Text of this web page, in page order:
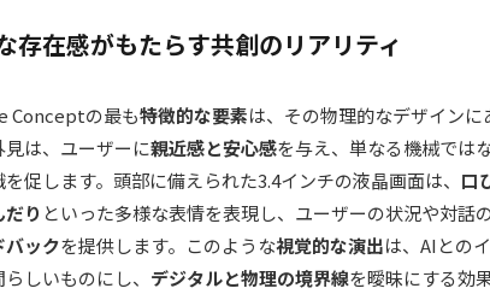
存在感がもたらす共創のリアリティ
Conceptの最も特徴的な要素は、その物理的なデザイン
見は、ユーザーに親近感と安心感を与え、単なる機械では
促します。頭部に備えられた3.4インチの液晶画面は、 口
り といった多様な表情を表現し、ユーザーの状況や対話
バックを提供します。このような視覚的な演出は、AIとの
しいものにし、 デジタルと物理の境界線を曖昧にする効